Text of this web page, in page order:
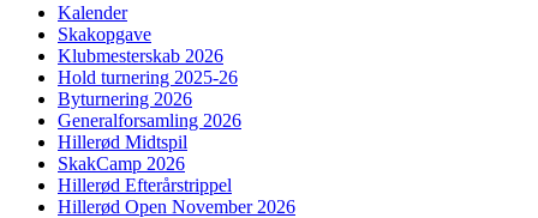
Kalender
Skakopgave
Klubmesterskab 2026
Hold turnering 2025-26
Byturnering 2026
Generalforsamling 2026
Hillerød Midtspil
SkakCamp 2026
Hillerød Efterårstrippel
Hillerød Open November 2026